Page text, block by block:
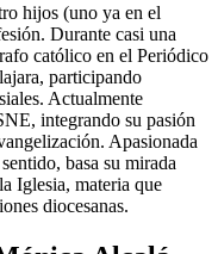
hijos (uno ya en el
Durante casi una
católico en el Periódico
participando
Actualmente
integrando su pasión
Apasionada
basa su mirada
Iglesia, materia que
diocesanas.